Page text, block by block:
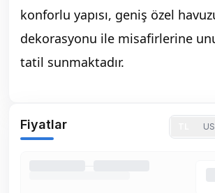
konforlu yapısı, geniş özel
dekorasyonu ile misafirlerine
tatil sunmaktadır.
Fiyatlar